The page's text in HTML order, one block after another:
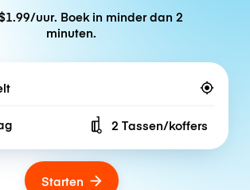
uur. Boek in minder dan 2
minuten.
Number of bags
2 Tassen/koffers
Starten